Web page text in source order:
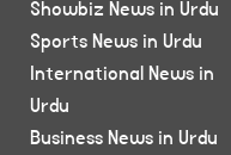
Showbiz News in Urdu
Sports News in Urdu
International News in
Urdu
Business News in Urdu